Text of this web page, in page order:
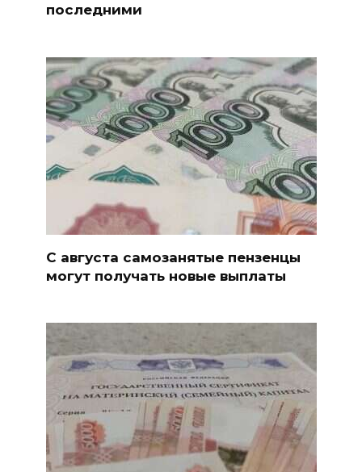
последними
С августа самозанятые пензенцы
могут получать новые выплаты